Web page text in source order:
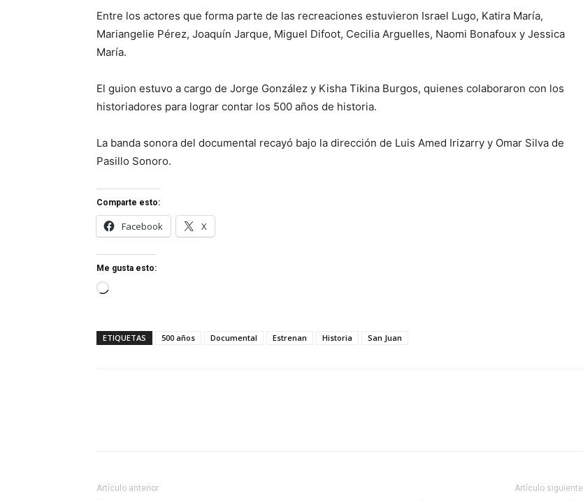
Entre los actores que forma parte de las recreaciones estuvieron Israel Lugo, Katira María,
Mariangelie Pérez, Joaquín Jarque, Miguel Difoot, Cecilia Arguelles, Naomi Bonafoux y Jessica
María.
El guion estuvo a cargo de Jorge González y Kisha Tikina Burgos, quienes colaboraron con los
historiadores para lograr contar los 500 años de historia.
La banda sonora del documental recayó bajo la dirección de Luis Amed Irizarry y Omar Silva de
Pasillo Sonoro.
Comparte esto:
Facebook X
Me gusta esto:
Cargando...
ETIQUETAS 500 años Documental Estrenan Historia San Juan
Artículo anterior Artículo siguiente